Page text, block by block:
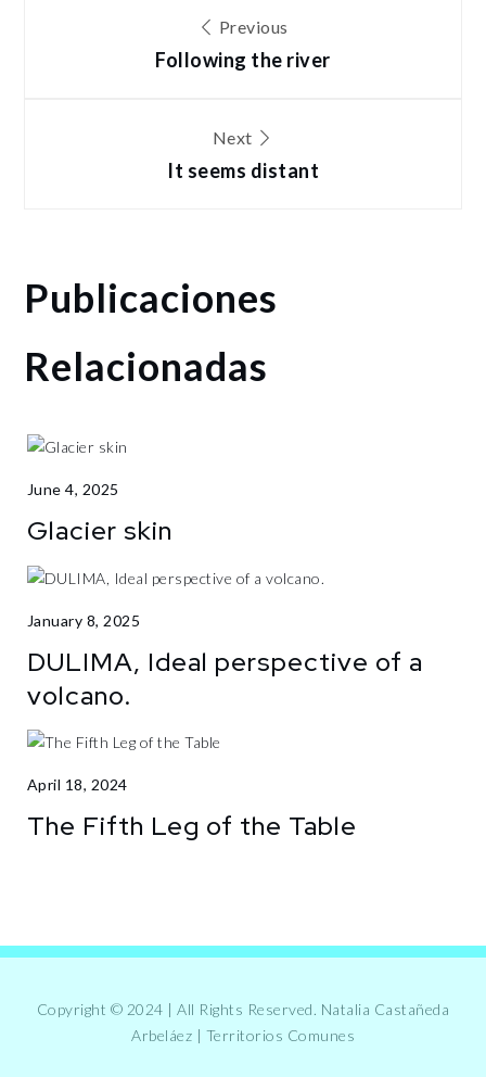
navigation
Previous
Following the river
Next
It seems distant
Publicaciones
Relacionadas
June 4, 2025
Glacier skin
January 8, 2025
DULIMA, Ideal perspective of a
volcano.
April 18, 2024
The Fifth Leg of the Table
Copyright © 2024 | All Rights Reserved. Natalia Castañeda
Arbeláez | Territorios Comunes